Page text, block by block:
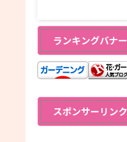
ランキングバナー
スポンサーリンク